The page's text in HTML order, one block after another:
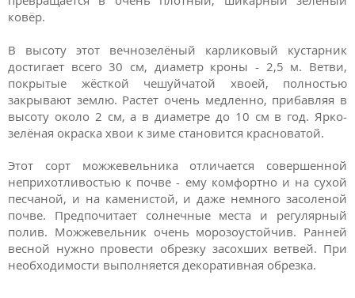
ковёр.
В высоту этот вечнозелёный карликовый кустарник
достигает всего 30 см, диаметр кроны - 2,5 м. Ветви,
покрытые жёсткой чешуйчатой хвоей, полностью
закрывают землю. Растет очень медленно, прибавляя в
высоту около 2 см, а в диаметре до 10 см в год. Ярко-
зелёная окраска хвои к зиме становится красноватой.
Этот сорт можжевельника отличается совершенной
неприхотливостью к почве - ему комфортно и на сухой
песчаной, и на каменистой, и даже немного засоленой
почве. Предпочитает солнечные места и регулярный
полив. Можжевельник очень морозоустойчив. Ранней
весной нужно провести обрезку засохших ветвей. При
необходимости выполняется декоративная обрезка.